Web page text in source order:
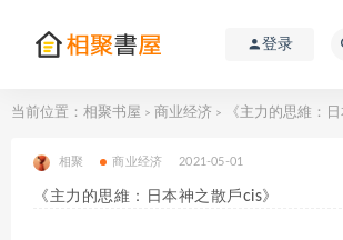
登录
当前位置： 相聚书屋 > 商业经济 > 《主力的思維：日
相聚 商业经济 2021-05-01
《主力的思維：日本神之散戶cis》